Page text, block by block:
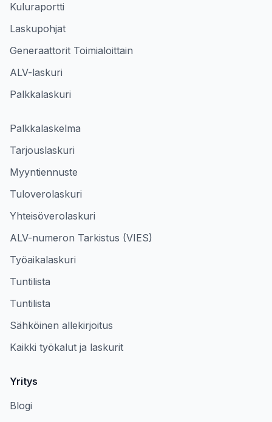
Kuluraportti
Laskupohjat
Generaattorit Toimialoittain
ALV-laskuri
Palkkalaskuri
Palkkalaskelma
Tarjouslaskuri
Myyntiennuste
Tuloverolaskuri
Yhteisöverolaskuri
ALV-numeron Tarkistus (VIES)
Työaikalaskuri
Tuntilista
Tuntilista
Sähköinen allekirjoitus
Kaikki työkalut ja laskurit
Yritys
Blogi